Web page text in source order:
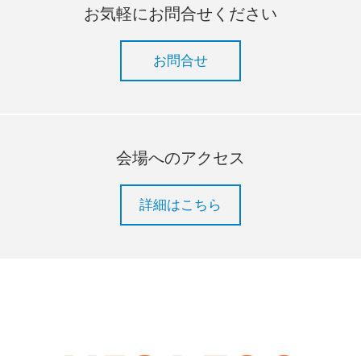
お気軽にお問合せください
お問合せ
会場へのアクセス
詳細はこちら